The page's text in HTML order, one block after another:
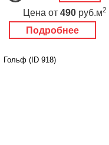
Подробнее
Цена от 490 руб.м2
Гольф (ID 918)